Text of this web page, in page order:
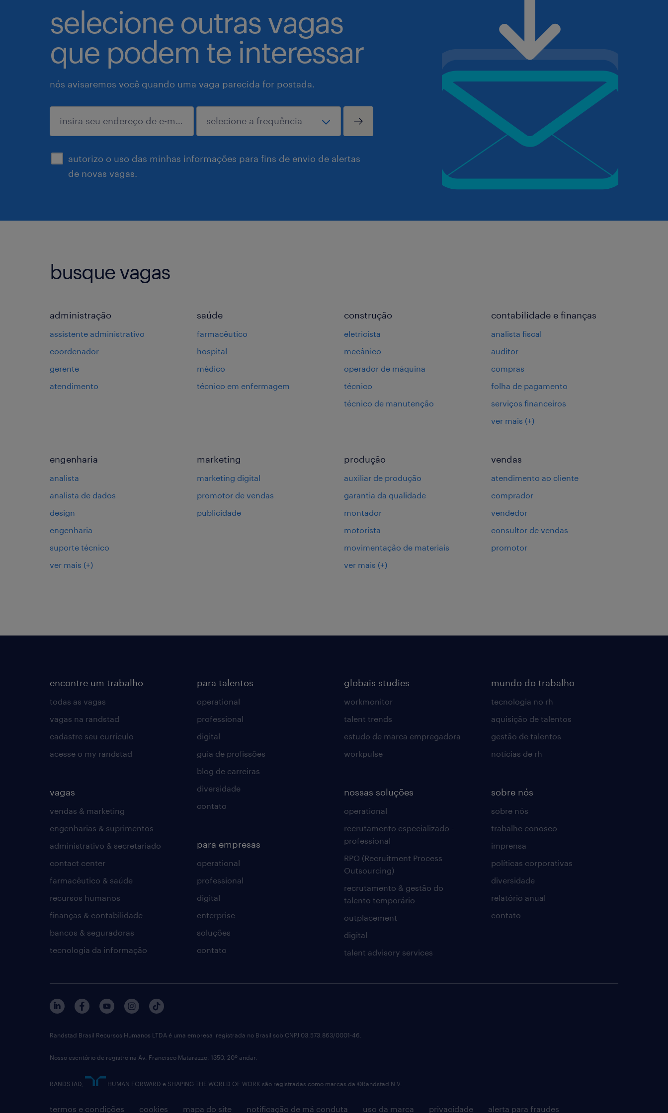
selecione outras vagas
que podem te interessar
nós avisaremos você quando uma vaga parecida for postada.
autorizo o uso das minhas informações para fins de envio de alertas
de novas vagas.
enviar
busque vagas
administração
assistente administrativo
coordenador
gerente
atendimento
saúde
farmacêutico
hospital
médico
técnico em enfermagem
construção
eletricista
mecânico
operador de máquina
técnico
técnico de manutenção
contabilidade e finanças
analista fiscal
auditor
compras
folha de pagamento
serviços financeiros
ver mais (+)
engenharia
analista
analista de dados
design
engenharia
suporte técnico
ver mais (+)
marketing
marketing digital
promotor de vendas
publicidade
produção
auxiliar de produção
garantia da qualidade
montador
motorista
movimentação de materiais
ver mais (+)
vendas
atendimento ao cliente
comprador
vendedor
consultor de vendas
promotor
encontre um trabalho
todas as vagas
vagas na randstad
cadastre seu currículo
acesse o my randstad
vagas
vendas & marketing
engenharias & suprimentos
administrativo & secretariado
contact center
farmacêutico & saúde
recursos humanos
finanças & contabilidade
bancos & seguradoras
tecnologia da informação
para talentos
operational
professional
digital
guia de profissões
blog de carreiras
diversidade
contato
para empresas
operational
professional
digital
enterprise
soluções
contato
globais studies
workmonitor
talent trends
estudo de marca empregadora
workpulse
nossas soluções
operational
recrutamento especializado -
professional
RPO (Recruitment Process
Outsourcing)
recrutamento & gestão do
talento temporário
outplacement
digital
talent advisory services
mundo do trabalho
tecnologia no rh
aquisição de talentos
gestão de talentos
notícias de rh
sobre nós
sobre nós
trabalhe conosco
imprensa
políticas corporativas
diversidade
relatório anual
contato
termos e condições cookies mapa do site notificação de má conduta uso da marca privacidade alerta para fraudes
Randstad Brasil Recursos Humanos LTDA é uma empresa registrada no Brasil sob CNPJ 03.573.863/0001-46.
Nosso escritório de registro na Av. Francisco Matarazzo, 1350, 20º andar.
RANDSTAD, HUMAN FORWARD e SHAPING THE WORLD OF WORK são registradas como marcas da ©Randstad N.V.